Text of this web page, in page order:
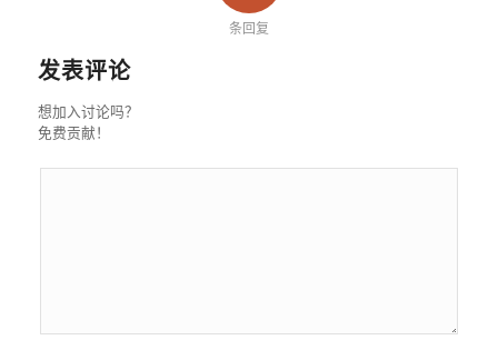
条回复
发表评论
想加入讨论吗？
免费贡献！